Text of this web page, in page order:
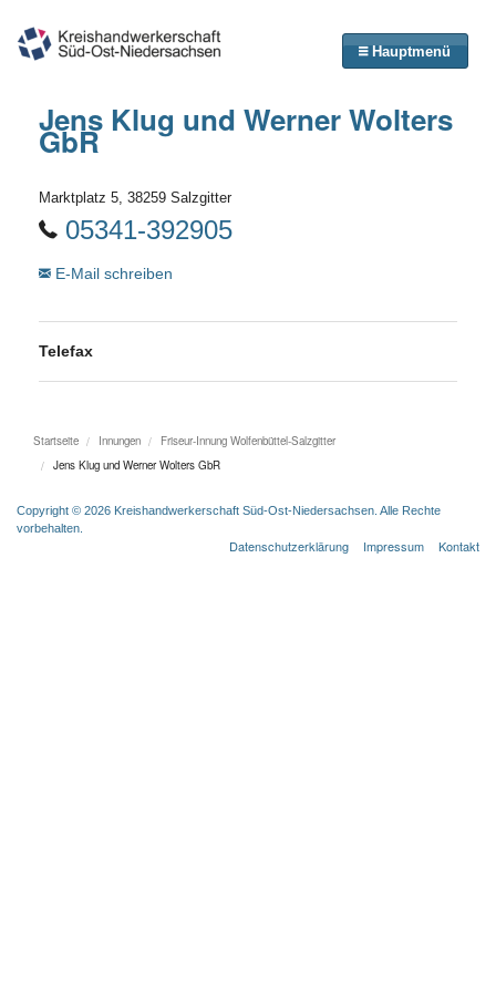
Hauptmenü
Jens Klug und Werner Wolters
GbR
Marktplatz 5, 38259 Salzgitter
05341-392905
E-Mail schreiben
Telefax
Startseite Innungen
Friseur-Innung Wolfenbüttel-Salzgitter
Jens Klug und Werner Wolters GbR
Copyright © 2026 Kreishandwerkerschaft Süd-Ost-Niedersachsen. Alle Rechte
vorbehalten.
Datenschutzerklärung Impressum Kontakt